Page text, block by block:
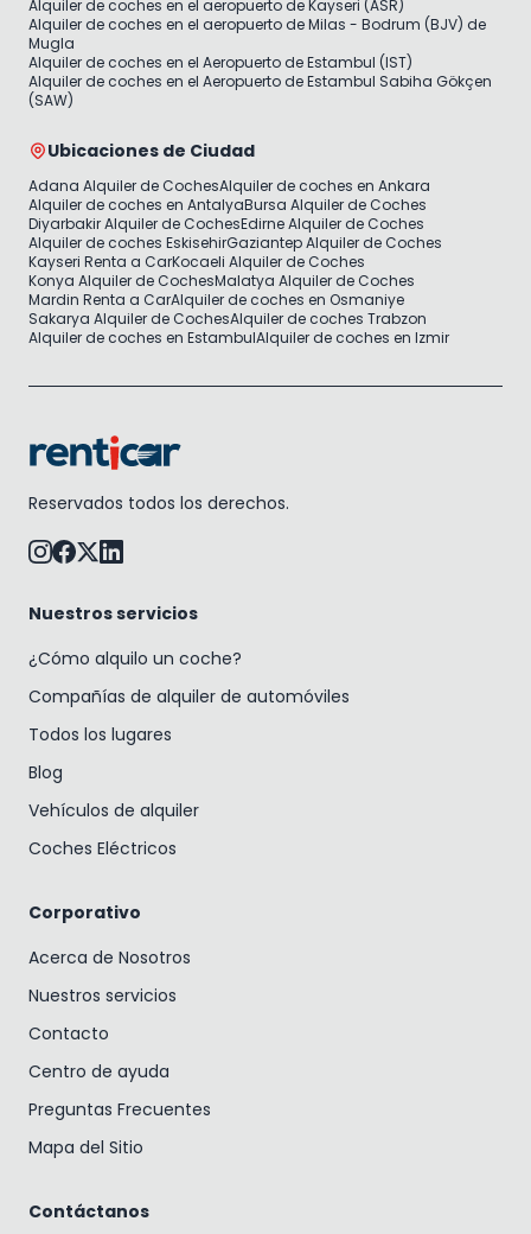
Alquiler de coches en el aeropuerto de Kayseri (ASR)
Alquiler de coches en el aeropuerto de Milas - Bodrum (BJV) de
Mugla
Alquiler de coches en el Aeropuerto de Estambul (IST)
Alquiler de coches en el Aeropuerto de Estambul Sabiha Gökçen
(SAW)
Ubicaciones de Ciudad
Adana Alquiler de CochesAlquiler de coches en Ankara
Alquiler de coches en AntalyaBursa Alquiler de Coches
Diyarbakir Alquiler de CochesEdirne Alquiler de Coches
Alquiler de coches EskisehirGaziantep Alquiler de Coches
Kayseri Renta a CarKocaeli Alquiler de Coches
Konya Alquiler de CochesMalatya Alquiler de Coches
Mardin Renta a CarAlquiler de coches en Osmaniye
Sakarya Alquiler de CochesAlquiler de coches Trabzon
Alquiler de coches en EstambulAlquiler de coches en Izmir
Reservados todos los derechos.
Nuestros servicios
¿Cómo alquilo un coche?
Compañías de alquiler de automóviles
Todos los lugares
Blog
Vehículos de alquiler
Coches Eléctricos
Corporativo
Acerca de Nosotros
Nuestros servicios
Contacto
Centro de ayuda
Preguntas Frecuentes
Mapa del Sitio
Contáctanos